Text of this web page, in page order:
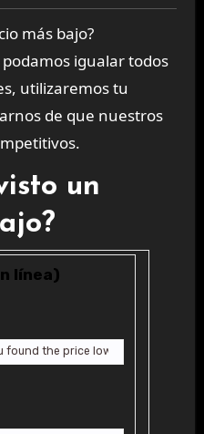
igualar todos
utilizaremos tu
de que nuestros
un
línea)